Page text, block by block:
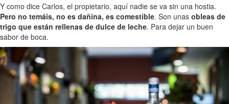
Y como dice Carlos, el propietario, aquí nadie se va sin una hostia.
Pero no temáis, no es dañina, es comestible. Son unas obleas de
trigo que están rellenas de dulce de leche. Para dejar un buen
sabor de boca.